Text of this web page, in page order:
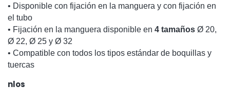
• Disponible con fijación en la manguera y con fijación en
el tubo
• Fijación en la manguera disponible en 4 tamaños Ø 20,
Ø 22, Ø 25 y Ø 32
• Compatible con todos los tipos estándar de boquillas y
tuercas
nlos